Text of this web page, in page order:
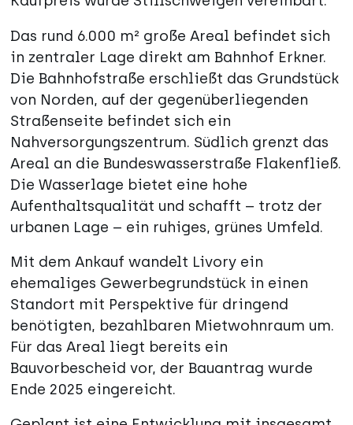
Das rund 6.000 m² große Areal befindet sich
in zentraler Lage direkt am Bahnhof Erkner.
Die Bahnhofstraße erschließt das Grundstück
von Norden, auf der gegenüberliegenden
Straßenseite befindet sich ein
Nahversorgungszentrum. Südlich grenzt das
Areal an die Bundeswasserstraße Flakenfließ.
Die Wasserlage bietet eine hohe
Aufenthaltsqualität und schafft – trotz der
urbanen Lage – ein ruhiges, grünes Umfeld.
Mit dem Ankauf wandelt Livory ein
ehemaliges Gewerbegrundstück in einen
Standort mit Perspektive für dringend
benötigten, bezahlbaren Mietwohnraum um.
Für das Areal liegt bereits ein
Bauvorbescheid vor, der Bauantrag wurde
Ende 2025 eingereicht.